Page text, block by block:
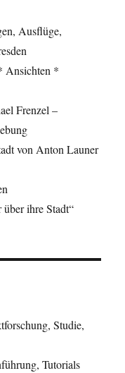
Ausflüge,
Ansichten *
Frenzel –
von Anton Launer
ihre Stadt“
Studie,
Tutorials